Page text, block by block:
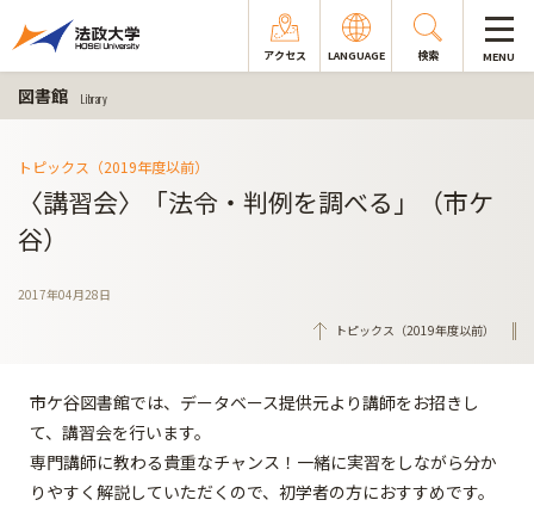
アクセス LANGUAGE 検索 MENU
図書館 Library
トピックス（2019年度以前）
〈講習会〉「法令・判例を調べる」（市ケ
谷）
2017年04月28日
トピックス（2019年度以前）
市ケ谷図書館では、データベース提供元より講師をお招きし
て、講習会を行います。
専門講師に教わる貴重なチャンス！一緒に実習をしながら分か
りやすく解説していただくので、初学者の方におすすめです。